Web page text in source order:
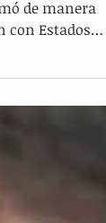
de México,
de manera
se
de
declaraciones
tras sostener
nuevo